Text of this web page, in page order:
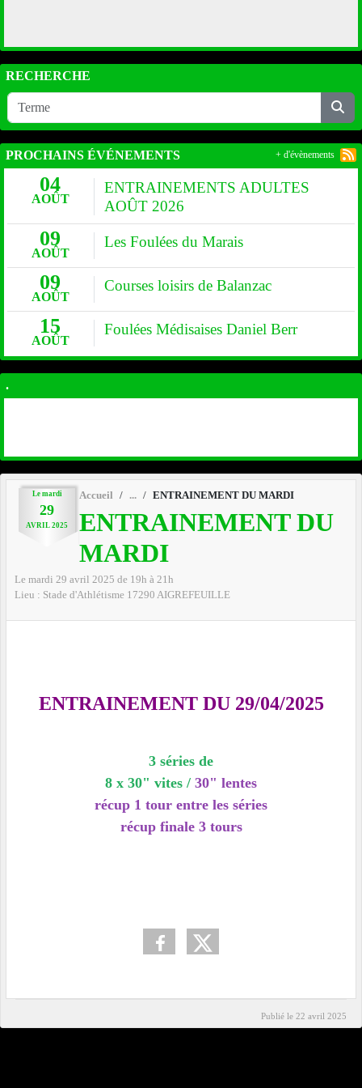
Le mardi
29
AVRIL 2025
Accueil ENTRAINEMENT DU MARDI
ENTRAINEMENT DU
MARDI
Le mardi 29 avril 2025 de 19h à 21h
Lieu : Stade d'Athlétisme 17290 AIGREFEUILLE
ENTRAINEMENT DU 29/04/2025
3 séries de
8 x 30" vites / 30" lentes
récup 1 tour entre les séries
récup finale 3tours
Publié le 22 avril 2025
RECHERCHE
PROCHAINS ÉVÉNEMENTS
04
AOÛT
ENTRAINEMENTS ADULTES
AOÛT 2026
09
AOÛT
Les Foulées du Marais
09
AOÛT
Courses loisirs de Balanzac
15
AOÛT
Foulées Médisaises Daniel Berr
+ d'évènements
.